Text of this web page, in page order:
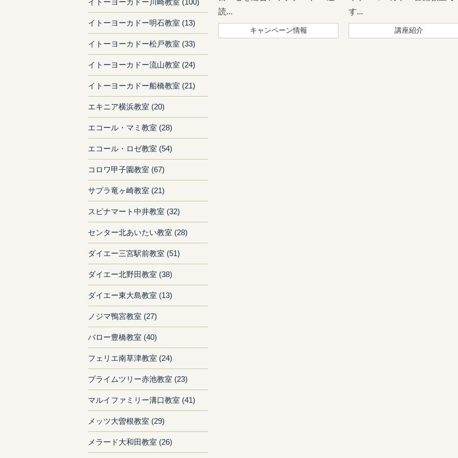
読...
キャンペーン情報
す...
講座紹介
イトーヨーカドー川崎教室 (100)
イトーヨーカドー明石教室 (13)
イトーヨーカドー松戸教室 (33)
イトーヨーカドー流山教室 (24)
イトーヨーカドー船橋教室 (21)
エキニア横浜教室 (20)
エコール・マミ教室 (28)
エコール・ロゼ教室 (54)
コロワ甲子園教室 (67)
サプラ竜ヶ崎教室 (21)
スピナマート中井教室 (32)
センター北あいたい教室 (28)
ダイエー三宮駅前教室 (51)
ダイエー北野田教室 (38)
ダイエー東大島教室 (13)
ノジマ鴨宮教室 (27)
バロー豊橋教室 (40)
フェリエ南草津教室 (24)
プライムツリー赤池教室 (23)
マルイファミリー溝口教室 (41)
メッツ大曽根教室 (29)
メラード大和田教室 (26)